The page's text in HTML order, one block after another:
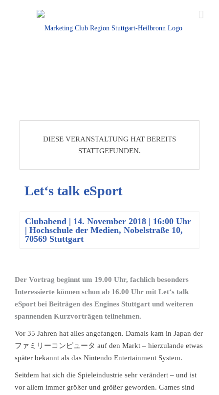
DIESE VERANSTALTUNG HAT BEREITS
STATTGEFUNDEN.
Let‘s talk eSport
Clubabend | 14. November 2018 | 16:00 Uhr
| Hochschule der Medien, Nobelstraße 10,
70569 Stuttgart
Der Vortrag beginnt um 19.00 Uhr, fachlich besonders
Interessierte können schon ab 16.00 Uhr mit Let‘s talk
eSport bei Beiträgen des Engines Stuttgart und weiteren
spannenden Kurzvorträgen teilnehmen.|
Vor 35 Jahren hat alles angefangen. Damals kam in Japan der
ファミリーコンピュータ auf den Markt – hierzulande etwas
später bekannt als das Nintendo Entertainment System.
Seitdem hat sich die Spieleindustrie sehr verändert – und ist
vor allem immer größer und größer geworden. Games sind